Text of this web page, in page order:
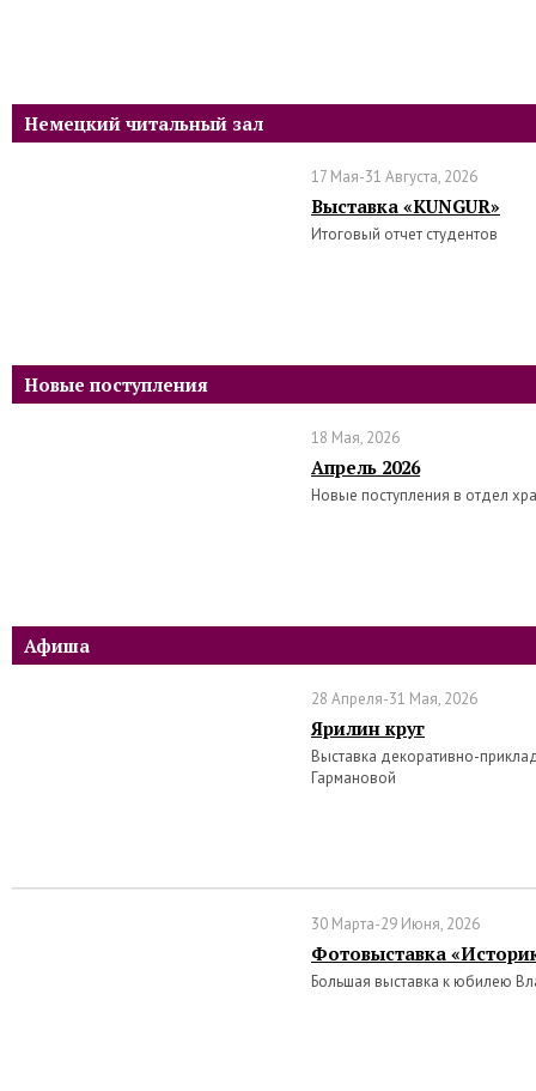
Немецкий читальный зал
17 Мая-31 Августа, 2026
Выставка «KUNGUR»
Итоговый отчет студентов
Новые поступления
18 Мая, 2026
Апрель 2026
Новые поступления в отдел
Афиша
28 Апреля-31 Мая, 2026
Ярилин круг
Выставка декоративно-
Гармановой
30 Марта-29 Июня, 2026
Фотовыставка
Большая выставка к юбилею